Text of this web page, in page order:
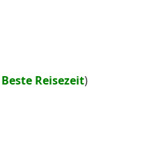
Beste Reisezeit)